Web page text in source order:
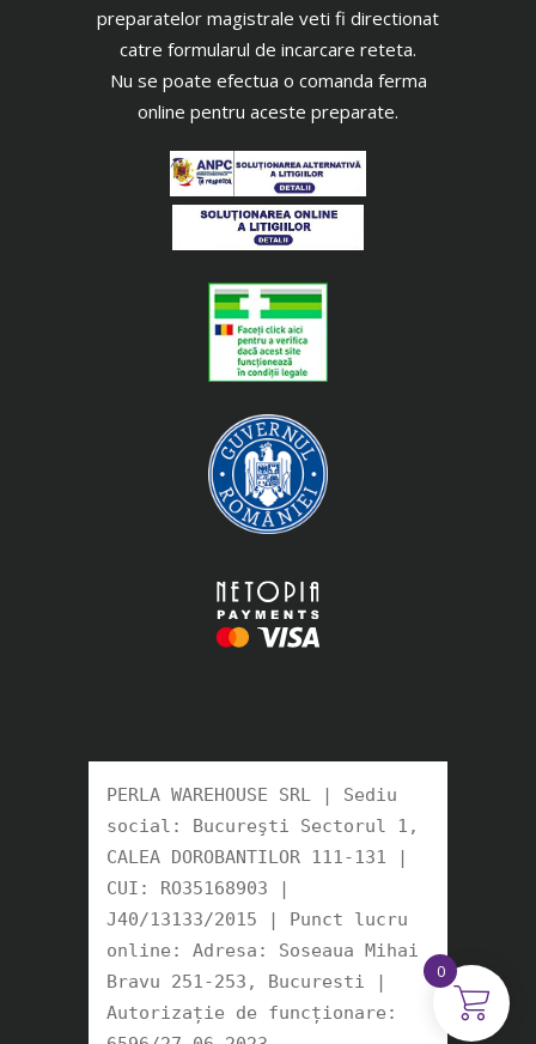
preparatelor magistrale veti fi directionat
catre formularul de incarcare reteta.
Nu se poate efectua o comanda ferma
online pentru aceste preparate.
PERLA WAREHOUSE SRL | Sediu
social: Bucureşti Sectorul 1,
CALEA DOROBANTILOR 111-131 |
CUI: RO35168903 |
J40/13133/2015 | Punct lucru
online: Adresa: Soseaua Mihai
Bravu 251-253, Bucuresti |
Autorizație de funcționare:
0